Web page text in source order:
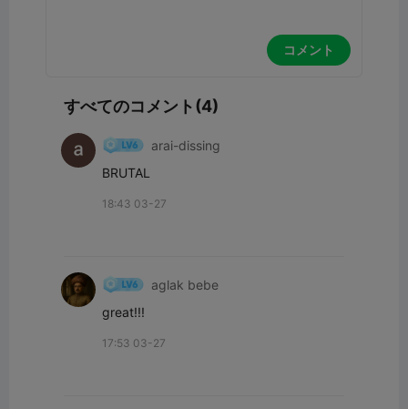
コメント
すべてのコメント(4)
arai-dissing
BRUTAL
18:43 03-27
aglak bebe
great!!!
17:53 03-27